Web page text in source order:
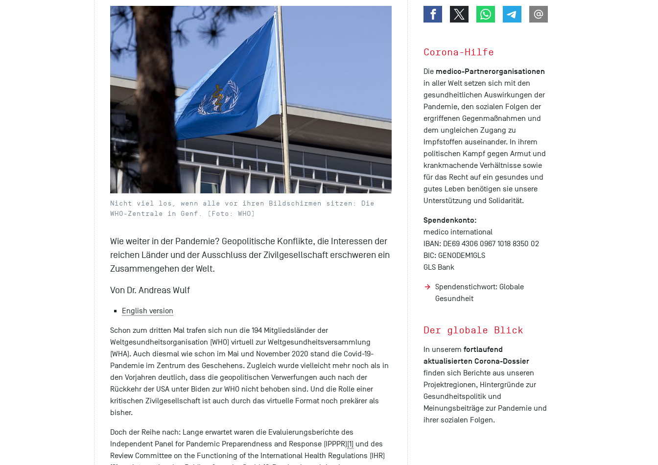
Nicht viel los, wenn alle vor ihren Bildschirmen sitzen: Die
WHO-Zentrale in Genf. (Foto: WHO)
Wie weiter in der Pandemie? Geopolitische Konflikte, die Interessen der
reichen Länder und der Ausschluss der Zivilgesellschaft erschweren ein
Zusammengehen der Welt.
Von Dr. Andreas Wulf
English version
Schon zum dritten Mal trafen sich nun die 194 Mitgliedsländer der
Weltgesundheitsorganisation (WHO) virtuell zur Weltgesundheitsversammlung
(WHA). Auch diesmal wie schon im Mai und November 2020 stand die Covid-19-
Pandemie im Zentrum des Geschehens. Zugleich wurde vielleicht mehr noch als in
den Vorjahren deutlich, dass die geopolitischen Verwerfungen auch nach der
Rückkehr der USA unter Biden zur WHO nicht behoben sind. Und die Rolle einer
kritischen Zivilgesellschaft ist auch durch das virtuelle Format noch prekärer als
bisher.
Doch der Reihe nach: Lange erwartet waren die Evaluierungsberichte des
Independent Panel for Pandemic Preparendness and Response (IPPPR)[1] und des
Review Committee on the Functioning of the International Health Regulations (IHR)
Corona-Hilfe
Die medico-Partnerorganisationen
in aller Welt setzen sich mit den
gesundheitlichen Auswirkungen der
Pandemie, den sozialen Folgen der
ergriffenen Gegenmaßnahmen und
dem ungleichen Zugang zu
Impfstoffen auseinander. In ihrem
politischen Kampf gegen Armut und
krankmachende Verhältnisse sowie
für das Recht auf ein gesundes und
gutes Leben benötigen sie unsere
Unterstützung und Solidarität.
Spendenkonto:
medico international
IBAN: DE69 4306 0967 1018 8350 02
BIC: GENODEM1GLS
GLS Bank
Spendenstichwort: Globale
Gesundheit
Der globale Blick
In unserem fortlaufend
aktualisierten Corona-Dossier
finden sich Berichte aus unseren
Projektregionen, Hintergründe zur
Gesundheitspolitik und
Meinungsbeiträge zur Pandemie und
ihrer sozialen Folgen.